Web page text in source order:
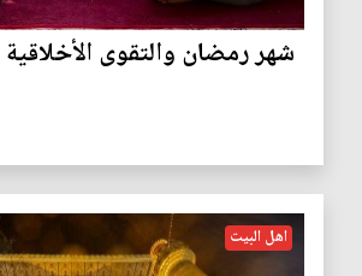
شهر رمضان والتقوى الأخلاقية
اهل البيت